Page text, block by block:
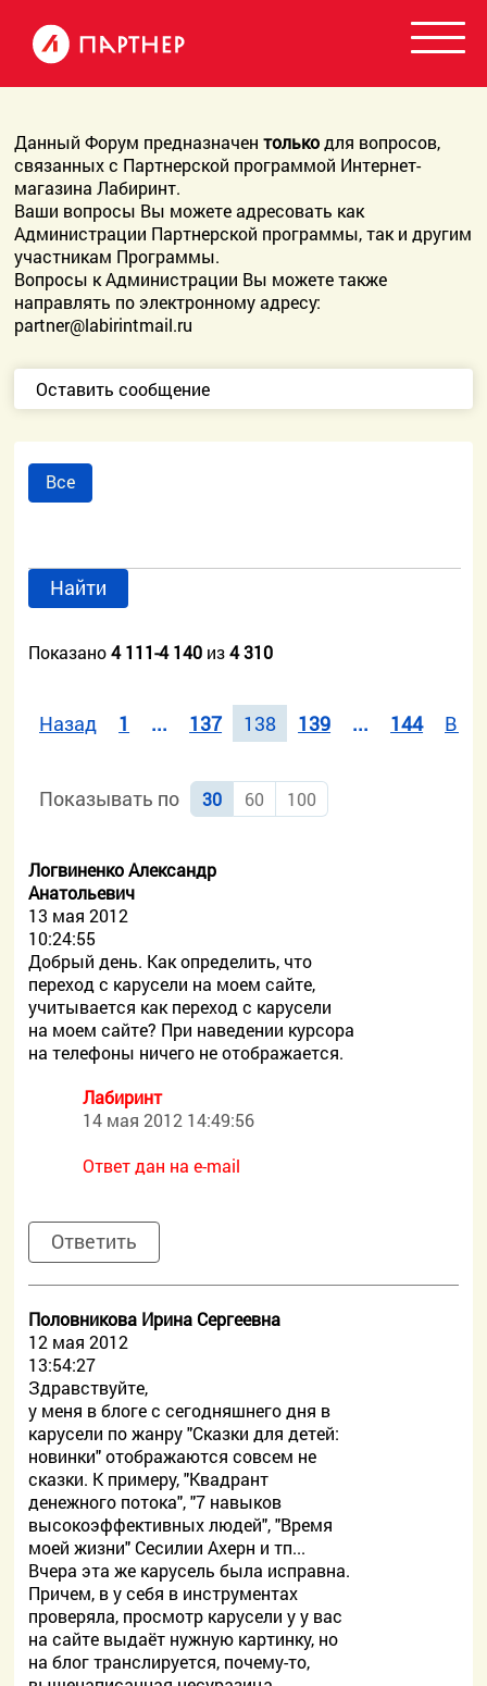
Данный Форум предназначентолькодля вопросов,
связанных с Партнерской программой Интернет-
магазина Лабиринт.
Ваши вопросы Вы можете адресовать как
Администрации Партнерской программы, так и другим
участникам Программы.
Вопросы к Администрации Вы можете также
направлять по электронному адресу:
partner@labirintmail.ru
Оставить сообщение
Все
Найти
Показано4 111-4 140 из4 310
Назад 1 ... 137 138 139 ... 144
Показывать по 30 60 100
Логвиненко Александр
Анатольевич
13 мая 2012
10:24:55
Добрый день. Как определить, что
переход с карусели на моем сайте,
учитывается как переход с карусели
на моем сайте? При наведении курсора
на телефоны ничего не отображается.
Лабиринт
14 мая 2012 14:49:56
Ответ дан на e-mail
Ответить
Половникова Ирина Сергеевна
12 мая 2012
13:54:27
Здравствуйте,
у меня в блоге с сегодняшнего дня в
карусели по жанру "Сказки для детей:
новинки" отображаются совсем не
сказки. К примеру, "Квадрант
денежного потока", "7 навыков
высокоэффективных людей", "Время
моей жизни" Сесилии Ахерн и тп...
Вчера эта же карусель была исправна.
Причем, в у себя в инструментах
проверяла, просмотр карусели у у вас
на сайте выдаёт нужную картинку, но
на блог транслируется, почему-то,